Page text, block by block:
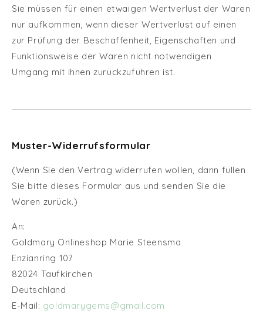
Sie müssen für einen etwaigen Wertverlust der Waren
nur aufkommen, wenn dieser Wertverlust auf einen
zur Prüfung der Beschaffenheit, Eigenschaften und
Funktionsweise der Waren nicht notwendigen
Umgang mit ihnen zurückzuführen ist.
Muster-Widerrufsformular
(Wenn Sie den Vertrag widerrufen wollen, dann füllen
Sie bitte dieses Formular aus und senden Sie die
Waren zurück.)
An:
Goldmary Onlineshop Marie Steensma
Enzianring 107
82024 Taufkirchen
Deutschland
E-Mail: goldmarygems@gmail.com